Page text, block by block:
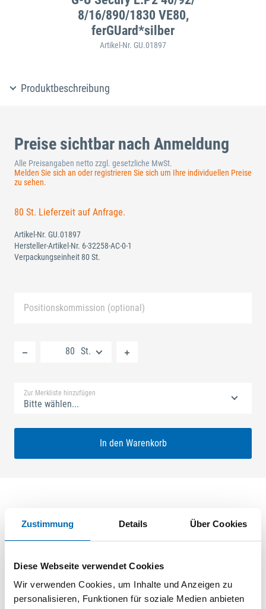
Zustimmung Details Über Cookies
Diese Webseite verwendet Cookies
Wir verwenden Cookies, um Inhalte und Anzeigen zu
personalisieren, Funktionen für soziale Medien anbieten
8/16/890/1830 VE80,
ferGUard*silber
Artikel-Nr. GU.01897
Produktbeschreibung
Preise sichtbar nach Anmeldung
Alle Preisangaben netto zzgl. gesetzliche MwSt.
Melden Sie sich an oder registrieren Sie sich um Ihre individuellen Preise
zu sehen.
80 St. Lieferzeit auf Anfrage.
Artikel-Nr. GU.01897
Hersteller-Artikel-Nr. 6-32258-AC-0-1
Verpackungseinheit 80 St.
Positionskommission (optional)
St.
Zur Merkliste hinzufügen
Bitte wählen...
In den Warenkorb
Produktbeschreibung
890mm Flachstulp 16x2,5mm L:1830,0mm Eckig Maße: A1
Verzahnung oben+unten ferGUard*silber VE: 40,000